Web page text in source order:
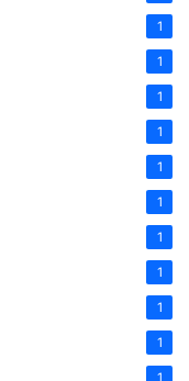
1
1
1
1
1
1
1
1
1
1
1